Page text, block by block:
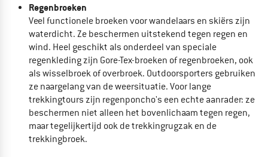
Regenbroeken
Veel functionele broeken voor wandelaars en skiërs zijn
waterdicht. Ze beschermen uitstekend tegen regen en
wind. Heel geschikt als onderdeel van speciale
regenkleding zijn Gore-Tex-broeken of regenbroeken, ook
als wisselbroek of overbroek. Outdoorsporters gebruiken
ze naargelang van de weersituatie. Voor lange
trekkingtours zijn regenponcho's een echte aanrader: ze
beschermen niet alleen het bovenlichaam tegen regen,
maar tegelijkertijd ook de trekkingrugzak en de
trekkingbroek.